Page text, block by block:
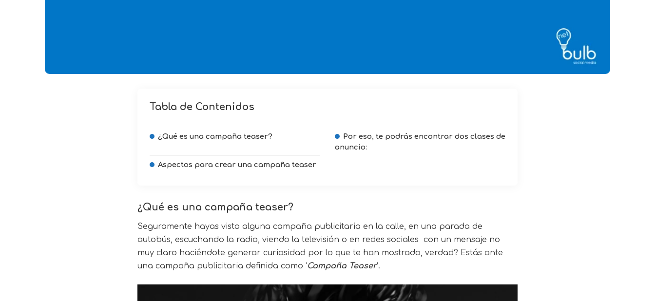
Tabla de Contenidos
¿Qué es una campaña teaser?
Por eso, te podrás encontrar dos clases de
anuncio:
Aspectos para crear una campaña teaser
¿Qué es una campaña teaser?
Seguramente hayas visto alguna campaña publicitaria en la calle, en una parada de
autobús, escuchando la radio, viendo la televisión o en redes sociales con un mensaje no
muy claro haciéndote generar curiosidad por lo que te han mostrado, verdad? Estás ante
una campaña publicitaria definida como ‘Campaña Teaser‘.